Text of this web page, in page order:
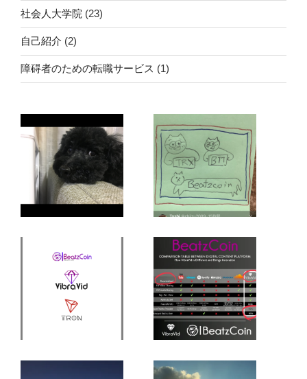
社会人大学院 (23)
自己紹介 (2)
障碍者のための転職サービス (1)